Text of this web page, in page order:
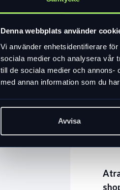
Denna webbplats använder
Vi använder enhetsidentifierare
sociala medier och analysera vår
till de sociala medier och annons-
med annan information som du
Avvisa